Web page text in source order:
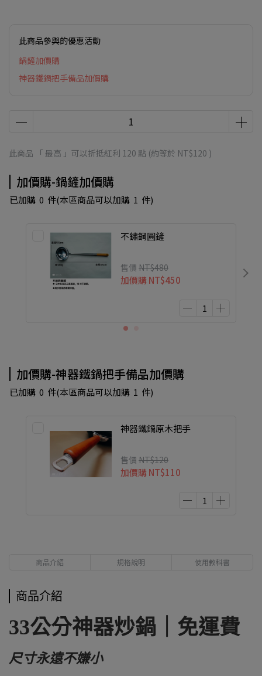
此商品參與的優惠活動
鍋鏟加價購
神器鐵鍋把手備品加價購
此商品 「 最高 」可以折抵紅利 120 點 (約等於 NT$120 )
加價購-鍋鏟加價購
已加購 0 件(本區商品可以加購 1 件)
不鏽鋼圓鏟
售價 NT$480
加價購 NT$450
加價購-神器鐵鍋把手備品加價購
已加購 0 件(本區商品可以加購 1 件)
神器鐵鍋原木把手
售價 NT$120
加價購 NT$110
商品介紹 規格說明 使用教科書
商品介紹
33公分神器炒鍋｜免運費
尺寸永遠不嫌小